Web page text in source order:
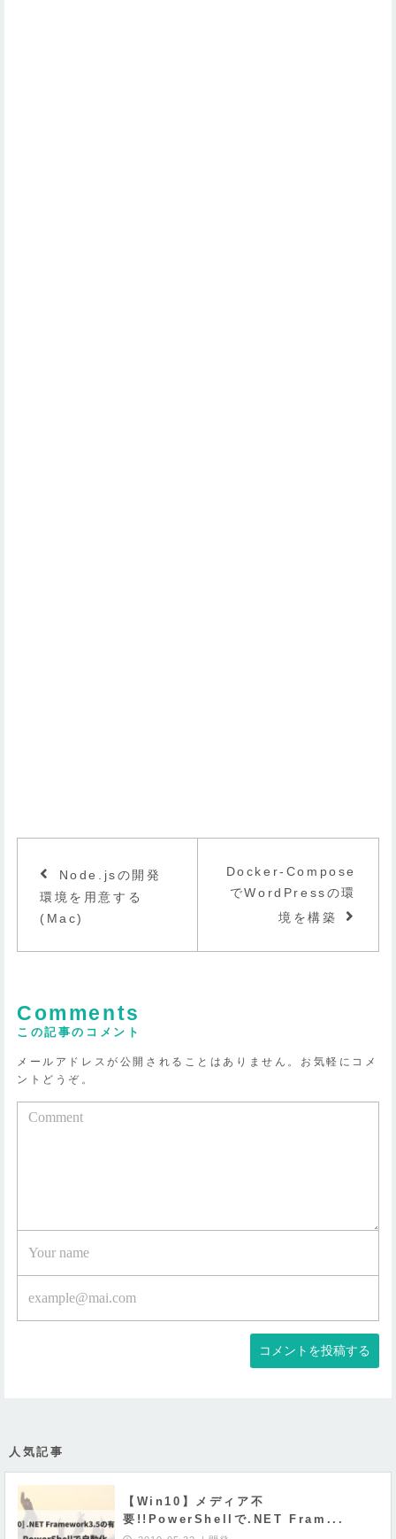
Node.jsの開発
環境を用意する
(Mac)
Docker-Compose
でWordPressの環
境を構築
Comments
この記事のコメント
メールアドレスが公開されることはありません。お気軽にコメ
ントどうぞ。
人気記事
【Win10】メディア不
要!!PowerShellで.NET Fram...